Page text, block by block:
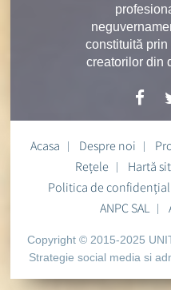
constituită
creatorilor din
Acasa Despre noi
Rețele
Hartă
Politica de
ANPC SAL
Copyright © 2015-2025
Strategie social media si